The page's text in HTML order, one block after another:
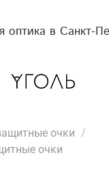
в Санкт-
очки
очки